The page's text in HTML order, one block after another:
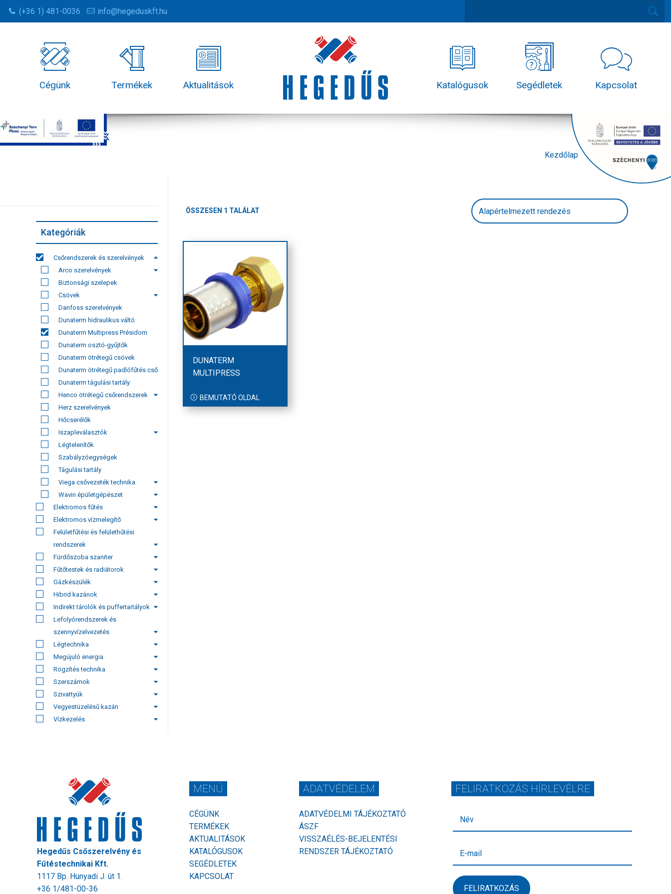
(+36 1) 481-0036 info@hegeduskft.hu
Cégünk Termékek Aktualitások Katalógusok Segédletek Kapcsolat
Termékek
Kezdőlap Termékek
ÖSSZESEN 1 TALÁLAT
DUNATERM
MULTIPRESS
BEMUTATÓ OLDAL
Kategóriák
Csőrendszerek és szerelvények
Arco szerelvények
Biztonsági szelepek
Csövek
Danfoss szerelvények
Dunaterm hidraulikus váltó
Dunaterm Multipress Présidom
Dunaterm osztó-gyűjtők
Dunaterm ötrétegű csövek
Dunaterm ötrétegű padlófűtés cső
Dunaterm tágulási tartály
Henco ötrétegű csőrendszerek
Herz szerelvények
Hőcserélők
Iszapleválasztók
Légtelenítők
Szabályzóegységek
Tágulási tartály
Viega csővezeték technika
Wavin épületgépészet
Elektromos fűtés
Elektromos vízmelegítő
Felületfűtési és felülethűtési
rendszerek
Fürdőszoba szaniter
Fűtőtestek és radiátorok
Gázkészülék
Hibrid kazánok
Indirekt tárolók és puffertartályok
Lefolyórendszerek és
szennyvízelvezetés
Légtechnika
Megújuló energia
Rögzítés technika
Szerszámok
Szivattyúk
Vegyestüzelésű kazán
Vízkezelés
Hegedűs Csőszerelvény és
Fűtéstechnikai Kft.
1117 Bp. Hunyadi J. út 1.
+36 1/481-00-36
MENÜ
CÉGÜNK
TERMÉKEK
AKTUALITÁSOK
KATALÓGUSOK
SEGÉDLETEK
KAPCSOLAT
ADATVÉDELEM
ADATVÉDELMI TÁJÉKOZTATÓ
ÁSZF
VISSZAÉLÉS-BEJELENTÉSI
RENDSZER TÁJÉKOZTATÓ
FELIRATKOZÁS HÍRLEVÉLRE
FELIRATKOZÁS